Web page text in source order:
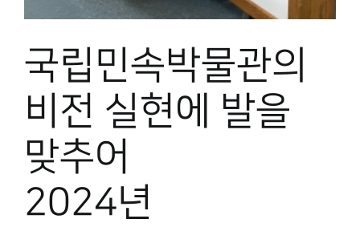
국립민속박물관의
비전 실현에 발을
맞추어
2024년